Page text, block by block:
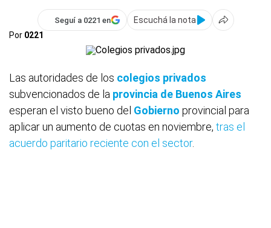
Seguí a 0221 en
Escuchá la nota
Por 0221
Las autoridades de los colegios privados
subvencionados de la provincia de Buenos Aires
esperan el visto bueno del Gobierno provincial para
aplicar un aumento de cuotas en noviembre, tras el
acuerdo paritario reciente con el sector.